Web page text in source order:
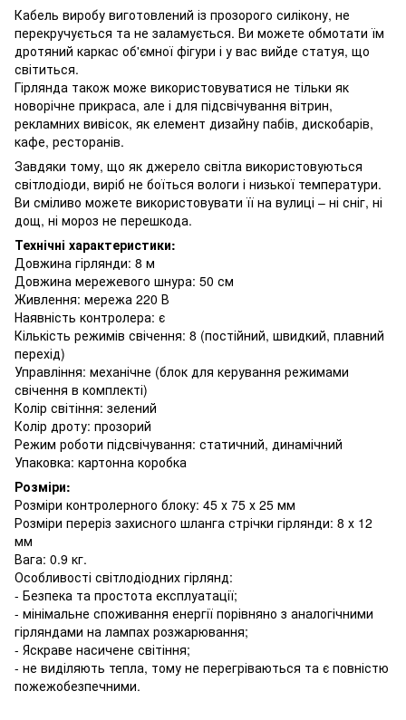
Кабель виробу виготовлений із прозорого силікону, не
перекручується та не заламується. Ви можете обмотати їм
дротяний каркас об'ємної фігури і у вас вийде статуя, що
світиться.
Гірлянда також може використовуватися не тільки як
новорічне прикраса, але і для підсвічування вітрин,
рекламних вивісок, як елемент дизайну пабів, дискобарів,
кафе, ресторанів.
Завдяки тому, що як джерело світла використовуються
світлодіоди, виріб не боїться вологи і низької температури.
Ви сміливо можете використовувати її на вулиці – ні сніг, ні
дощ, ні мороз не перешкода.
Технічні характеристики:
Довжина гірлянди: 8 м
Довжина мережевого шнура: 50 см
Живлення: мережа 220 В
Наявність контролера: є
Кількість режимів свічення: 8 (постійний, швидкий, плавний
перехід)
Управління: механічне (блок для керування режимами
свічення в комплекті)
Колір світіння: зелений
Колір дроту: прозорий
Режим роботи підсвічування: статичний, динамічний
Упаковка: картонна коробка
Розміри:
Розміри контролерного блоку: 45 х 75 х 25 мм
Розміри переріз захисного шланга стрічки гірлянди: 8 х 12
мм
Вага: 0.9 кг.
Особливості світлодіодних гірлянд:
- Безпека та простота експлуатації;
- мінімальне споживання енергії порівняно з аналогічними
гірляндами на лампах розжарювання;
- Яскраве насичене світіння;
- не виділяють тепла, тому не перегріваються та є повністю
пожежобезпечними.